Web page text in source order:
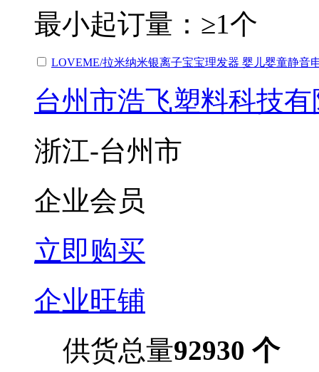
最小起订量： ≥1个
LOVEME/拉米纳米银离子宝宝理发器 婴儿婴童静音
台州市浩飞塑料科技
浙江-台州市
企业会员
立即购买
企业旺铺
供货总量92930 个